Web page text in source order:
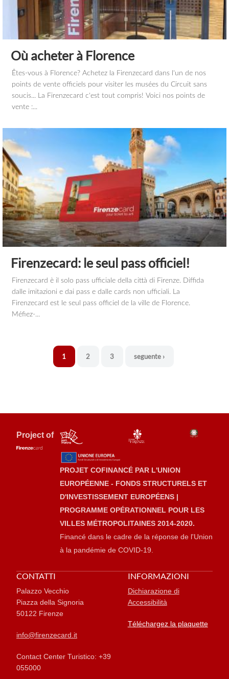
Où acheter à Florence
Êtes-vous à Florence? Achetez la Firenzecard dans l'un de nos
points de vente officiels pour visiter les musées du Circuit sans
soucis... La Firenzecard c'est tout compris! Voici nos points de
vente :...
Firenzecard: le seul pass officiel!
Firenzecard è il solo pass ufficiale della città di Firenze. Diffida
dalle imitazioni e dai pass e dalle cards non ufficiali. La
Firenzecard est le seul pass officiel de la ville de Florence.
Méfiez-...
1 2 3 seguente ›
Project of
PROJET COFINANCÉ PAR L'UNION
EUROPÉENNE - FONDS STRUCTURELS ET
D'INVESTISSEMENT EUROPÉENS |
PROGRAMME OPÉRATIONNEL POUR LES
VILLES MÉTROPOLITAINES 2014-2020.
Financé dans le cadre de la réponse de l'Union
à la pandémie de COVID-19.
CONTATTI
Palazzo Vecchio
Piazza della Signoria
50122 Firenze
info@firenzecard.it
Contact Center Turistico: +39
055000
INFORMAZIONI
Dichiarazione di
Accessibilità
Téléchargez la plaquette